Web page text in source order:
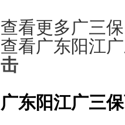
查看更多广三
查看广东阳江
击
广东阳江广三